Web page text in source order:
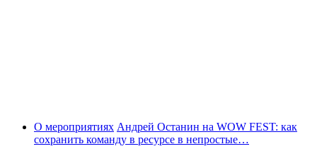
О мероприятиях Андрей Останин на WOW FEST: как
сохранить команду в ресурсе в непростые…